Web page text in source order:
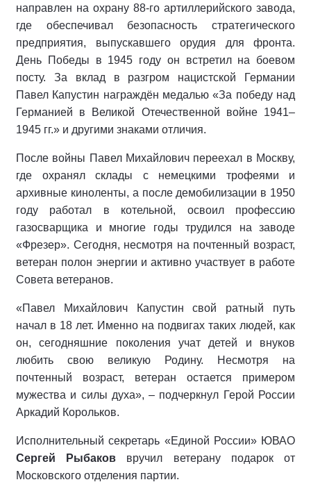
направлен на охрану 88‑го артиллерийского завода,
где обеспечивал безопасность стратегического
предприятия, выпускавшего орудия для фронта.
День Победы в 1945 году он встретил на боевом
посту. За вклад в разгром нацистской Германии
Павел Капустин награждён медалью «За победу над
Германией в Великой Отечественной войне 1941–
1945 гг.» и другими знаками отличия.
После войны Павел Михайлович переехал в Москву,
где охранял склады с немецкими трофеями и
архивные киноленты, а после демобилизации в 1950
году работал в котельной, освоил профессию
газосварщика и многие годы трудился на заводе
«Фрезер». Сегодня, несмотря на почтенный возраст,
ветеран полон энергии и активно участвует в работе
Совета ветеранов.
«Павел Михайлович Капустин свой ратный путь
начал в 18 лет. Именно на подвигах таких людей, как
он, сегодняшние поколения учат детей и внуков
любить свою великую Родину. Несмотря на
почтенный возраст, ветеран остается примером
мужества и силы духа», – подчеркнул Герой России
Аркадий Корольков.
Исполнительный секретарь «Единой России» ЮВАО
Сергей Рыбаков вручил ветерану подарок от
Московского отделения партии.